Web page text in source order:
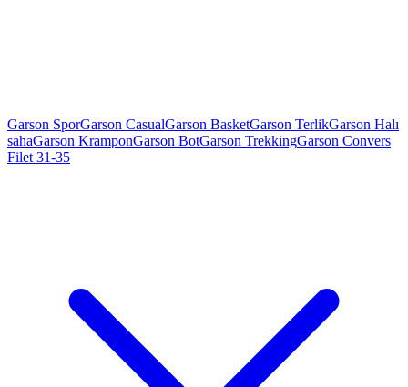
Garson SporGarson CasualGarson BasketGarson TerlikGarson Halı
sahaGarson KramponGarson BotGarson TrekkingGarson Convers
Filet 31-35